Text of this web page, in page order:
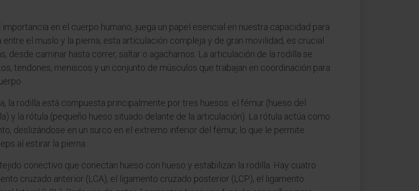
en el cuerpo humano, juega un papel esencial en nuestra capacidad para
el muslo y la pierna, esta articulación compleja y de gran movilidad, es crucial
desde caminar hasta correr, saltar o agacharnos. La articulación de la rodilla se
tendones, meniscos y un conjunto de músculos que trabajan en coordinación para
la rodilla está compuesta principalmente por tres huesos: el fémur (hueso del
y la rótula (pequeño hueso situado delante de la articulación). La rótula actúa como
deslizándose en un surco en el extremo inferior del fémur, lo que le permite
al estirar la pierna.
conectivo que conectan hueso con hueso y estabilizan la rodilla. Hay cuatro
cruzado anterior (LCA), el ligamento cruzado posterior (LCP), el ligamento